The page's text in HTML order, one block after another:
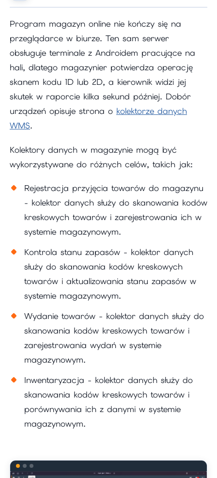
Program magazyn online nie kończy się na
przeglądarce w biurze. Ten sam serwer
obsługuje terminale z Androidem pracujące na
hali, dlatego magazynier potwierdza operację
skanem kodu 1D lub 2D, a kierownik widzi jej
skutek w raporcie kilka sekund później. Dobór
urządzeń opisuje strona o kolektorze danych
WMS.
Kolektory danych w magazynie mogą być
wykorzystywane do różnych celów, takich jak:
Rejestracja przyjęcia towarów do magazynu
- kolektor danych służy do skanowania kodów
kreskowych towarów i zarejestrowania ich w
systemie magazynowym.
Kontrola stanu zapasów - kolektor danych
służy do skanowania kodów kreskowych
towarów i aktualizowania stanu zapasów w
systemie magazynowym.
Wydanie towarów - kolektor danych służy do
skanowania kodów kreskowych towarów i
zarejestrowania wydań w systemie
magazynowym.
Inwentaryzacja - kolektor danych służy do
skanowania kodów kreskowych towarów i
porównywania ich z danymi w systemie
magazynowym.